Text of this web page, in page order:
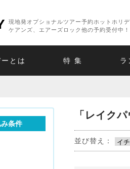
現地発オプショナルツアー予約ホットホリデ
ケアンズ、エアーズロック他の予約受付中！
とは 特 集 ラ
「レイク
並び替え：
条件